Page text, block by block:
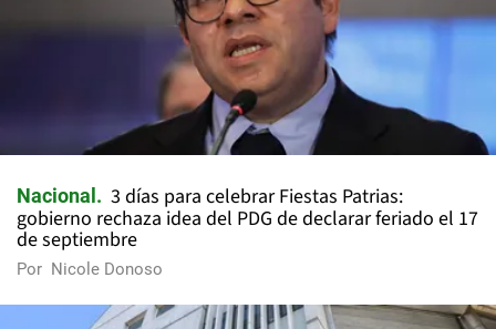
Nacional
3 días para celebrar Fiestas Patrias:
gobierno rechaza idea del PDG de declarar feriado el 17
de septiembre
Por Nicole Donoso